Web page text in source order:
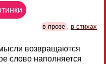
в прозе , в стихах
возвращаются
слово наполняется